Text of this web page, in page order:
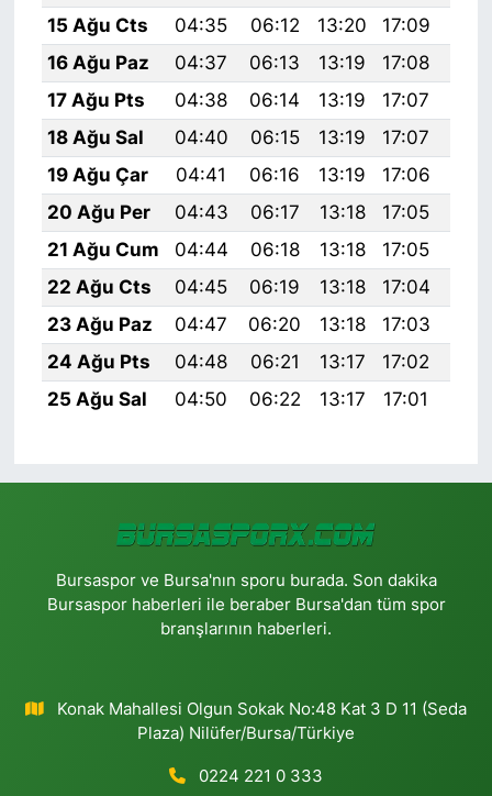
15 Ağu Cts
04:35 06:12 13:20 17:09
16 Ağu Paz
04:37 06:13 13:19 17:08
17 Ağu Pts
04:38 06:14 13:19 17:07
18 Ağu Sal
04:40 06:15 13:19 17:07
19 Ağu Çar
04:41 06:16 13:19 17:06
20 Ağu Per
04:43 06:17 13:18 17:05
21 Ağu Cum
04:44 06:18 13:18 17:05
22 Ağu Cts
04:45 06:19 13:18 17:04
23 Ağu Paz
04:47 06:20 13:18 17:03
24 Ağu Pts
04:48 06:21 13:17 17:02
25 Ağu Sal
04:50 06:22 13:17 17:01
Bursaspor ve Bursa'nın sporu burada. Son dakika
Bursaspor haberleri ile beraber Bursa'dan tüm spor
branşlarının haberleri.
Konak Mahallesi Olgun Sokak No:48 Kat 3 D 11 (Seda
Plaza) Nilüfer/Bursa/Türkiye
0224 221 0 333